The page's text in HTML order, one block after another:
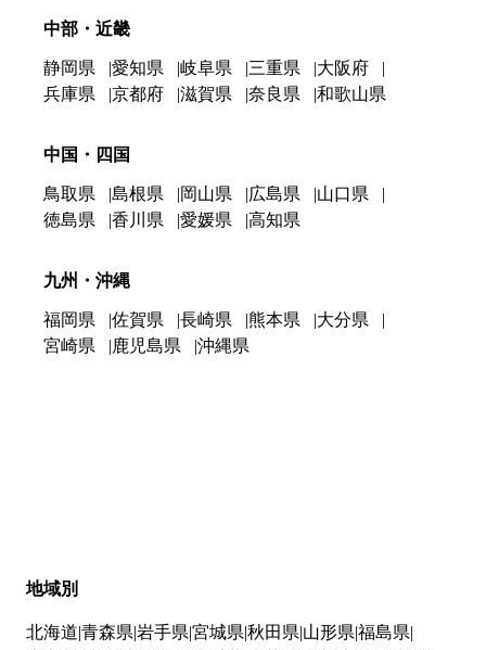
中部・近畿
静岡県 愛知県 岐阜県 三重県
大阪府
兵庫県
京都府 滋賀県 奈良県 和歌山県
中国・四国
鳥取県 島根県 岡山県 広島県
山口県
徳島県
香川県 愛媛県 高知県
九州・沖縄
福岡県 佐賀県 長崎県 熊本県
大分県
宮崎県
鹿児島県 沖縄県
地域別
北海道 青森県 岩手県 宮城県 秋田県 山形県 福島県